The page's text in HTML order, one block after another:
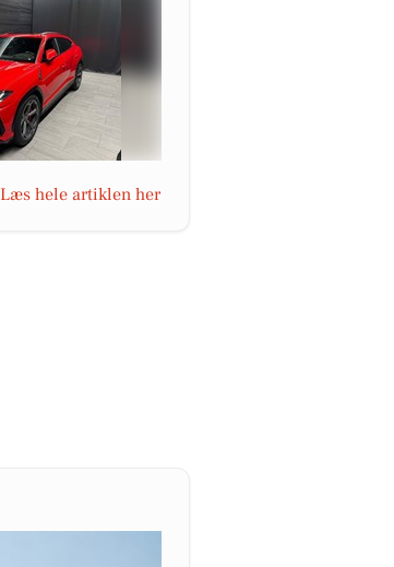
Læs hele artiklen her